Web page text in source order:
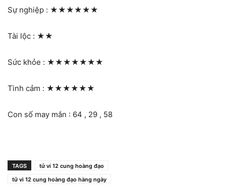
Sự nghiệp : ★★★★★★
Tài lộc : ★★
Sức khỏe : ★★★★★★★
Tình cảm : ★★★★★★
Con số may mắn : 64 , 29 , 58
TAGS
tử vi 12 cung hoàng đạo
tử vi 12 cung hoàng đạo hàng ngày